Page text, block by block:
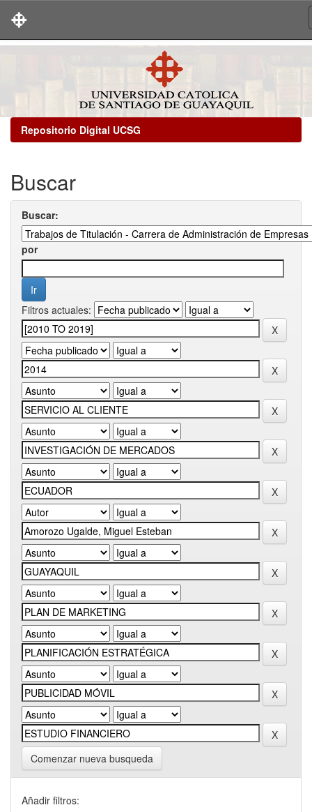
Repositorio Digital UCSG
Buscar
Buscar:
por
Filtros actuales:
Comenzar nueva busqueda
Añadir filtros: